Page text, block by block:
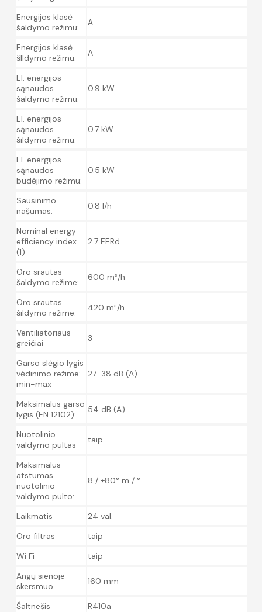
Energijos klasė
šaldymo režimu:
A
Energijos klasė
šIldymo režimu:
A
El. energijos
sąnaudos
šaldymo režimu:
0.9 kW
El. energijos
sąnaudos
šildymo režimu:
0.7 kW
El. energijos
sąnaudos
budėjimo režimu:
0.5 kW
Sausinimo
našumas:
0.8 l/h
Nominal energy
efficiency index
(1)
2.7 EERd
Oro srautas
šaldymo režime:
600 m³/h
Oro srautas
šildymo režime:
420 m³/h
Ventiliatoriaus
greičiai
3
Garso slėgio lygis
vėdinimo režime:
min-max
27-38 dB (A)
Maksimalus garso
lygis (EN 12102):
54 dB (A)
Nuotolinio
valdymo pultas
taip
Maksimalus
atstumas
nuotolinio
valdymo pulto:
8 / ±80° m / °
Laikmatis
24 val.
Oro filtras
taip
Wi Fi
taip
Angų sienoje
skersmuo
160 mm
Šaltnešis
R410a